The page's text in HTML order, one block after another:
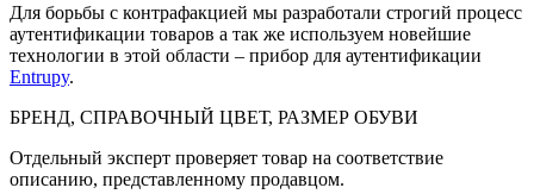
Для борьбы с контрафакцией мы разработали строгий процесс
аутентификации товаров а так же используем новейшие
технологии в этой области – прибор для аутентификации
Entrupy.
БРЕНД, СПРАВОЧНЫЙ ЦВЕТ, РАЗМЕР ОБУВИ
Отдельный эксперт проверяет товар на соответствие
описанию, представленному продавцом.